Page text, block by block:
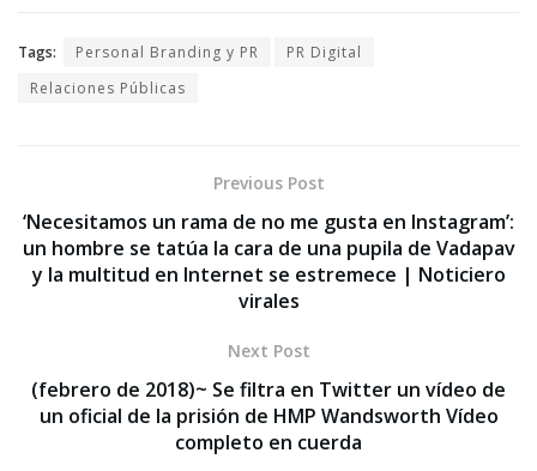
Tags: Personal Branding y PR
PR Digital
Relaciones Públicas
Previous Post
‘Necesitamos un rama de no me gusta en Instagram’:
un hombre se tatúa la cara de una pupila de Vadapav
y la multitud en Internet se estremece | Noticiero
virales
Next Post
(febrero de 2018)~ Se filtra en Twitter un vídeo de
un oficial de la prisión de HMP Wandsworth Vídeo
completo en cuerda